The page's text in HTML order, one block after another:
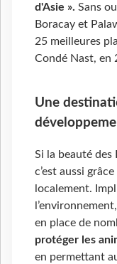
d'Asie ». Sans
Boracay et
25 meilleures
Condé Nast, en
Une
Si la beauté des
c’est aussi
localement.
en place de
protéger les
en permettant